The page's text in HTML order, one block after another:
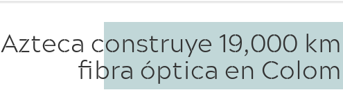
Azteca construye 19,000
fibra óptica en